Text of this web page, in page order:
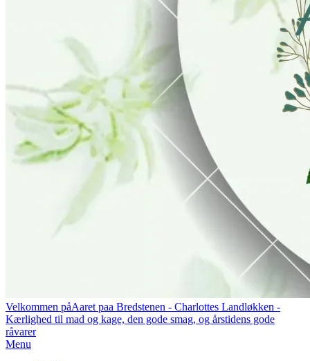
Velkommen påAaret paa Bredstenen - Charlottes Landløkken -
Kærlighed til mad og kage, den gode smag, og årstidens gode
råvarer
Primary
Menu